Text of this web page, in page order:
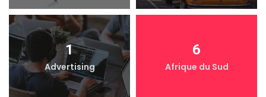
1
Advertising
6
Afrique du Sud